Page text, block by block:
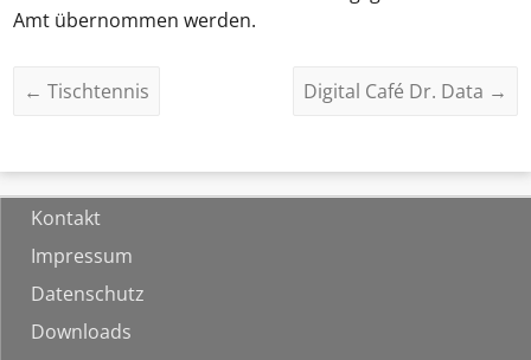
Amt übernommen werden.
← Tischtennis Digital Café Dr. Data →
Kontakt
Impressum
Datenschutz
Downloads